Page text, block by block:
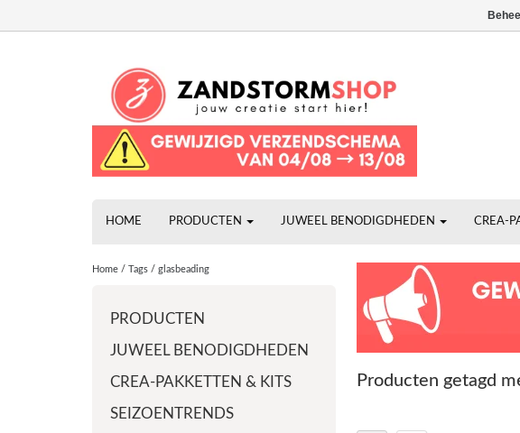
HOME PRODUCTEN JUWEEL BENODIGDHEDEN CREA-
Home / Tags / glasbeading
PRODUCTEN
JUWEEL BENODIGDHEDEN
CREA-PAKKETTEN & KITS
SEIZOENTRENDS
Producten getagd